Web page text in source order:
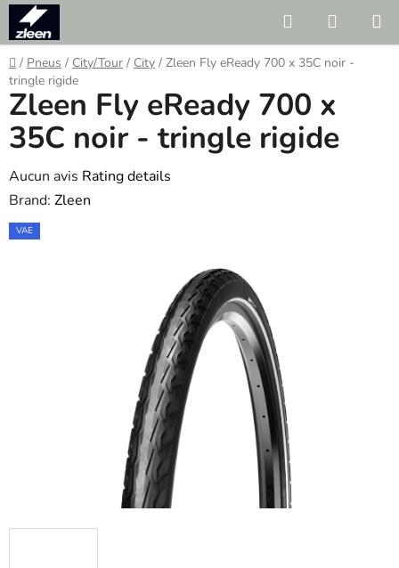
Skip
content
Search
CART
Home
/ Pneus / City/Tour / City / Zleen Fly eReady 700 x 35C noir -
tringle rigide
Zleen Fly eReady 700 x
35C noir - tringle rigide
The
average
product
Aucun avis Rating details
Brand: Zleen
VAE